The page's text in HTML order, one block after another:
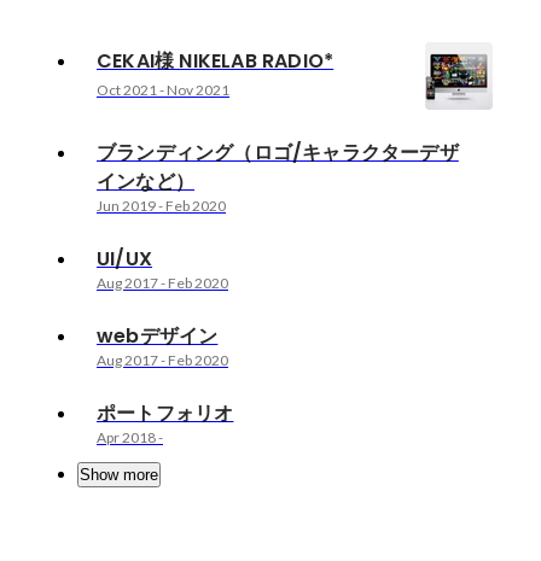
CEKAI様 NIKELAB RADIO*
Oct 2021- Nov 2021
ブランディング（ロゴ/キャラクターデザ
インなど）
Jun 2019- Feb 2020
UI/UX
Aug 2017- Feb 2020
webデザイン
Aug 2017- Feb 2020
ポートフォリオ
Apr 2018-
Show more